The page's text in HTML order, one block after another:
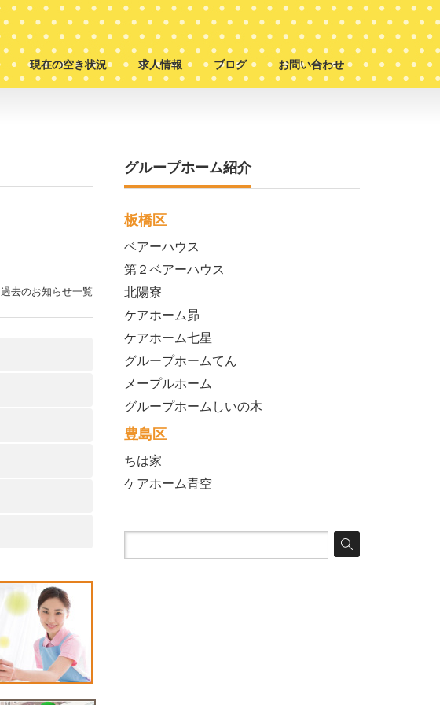
現在の空き状況 求人情報 ブログ お問い合わせ
過去のお知らせ一覧
グループホーム紹介
板橋区
ベアーハウス
第２ベアーハウス
北陽寮
ケアホーム昴
ケアホーム七星
グループホームてん
メープルホーム
グループホームしいの木
豊島区
ちは家
ケアホーム青空